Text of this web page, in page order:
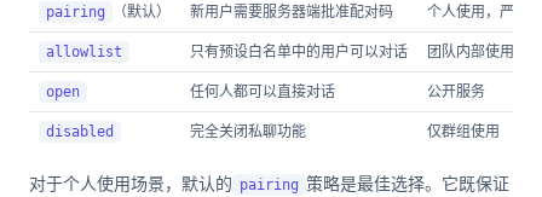
pairing （默认） 新用户需要服务器端批准配对码 个人使用，严格
allowlist 只有预设白名单中的用户可以对话 团队内部使用
open 任何人都可以直接对话 公开服务
disabled 完全关闭私聊功能 仅群组使用
对于个人使用场景，默认的 pairing 策略是最佳选择。它既保证